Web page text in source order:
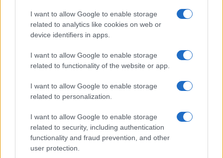
I want to allow Google to enable storage
related to analytics like cookies on web or
device identifiers in apps.
I want to allow Google to enable storage
related to functionality of the website or app.
I want to allow Google to enable storage
related to personalization.
I want to allow Google to enable storage
related to security, including authentication
functionality and fraud prevention, and other
user protection.
Inviaci le tue segnalazioni,
i tuoi video e le tue foto
Su WhatsApp al numero +39
345 356 7512
Ricevi le nostre ultime news
da